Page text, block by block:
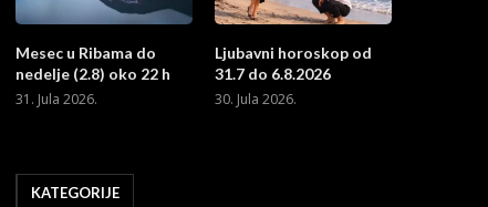
Mesec u Ribama do
nedelje (2.8) oko 22 h
31. Jula 2026.
Ljubavni horoskop od
31.7 do 6.8.2026
30. Jula 2026.
KATEGORIJE